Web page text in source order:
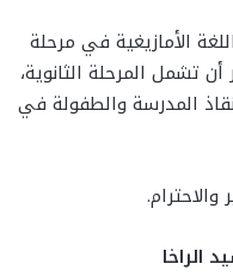
الأمازيغية في مرحلة
أن تشمل المرحلة الثانوية،
المدرسة والطفولة في
والاحترام.
الراخا